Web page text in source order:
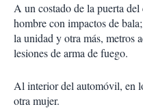
A un costado de la puerta
hombre con impactos de
la unidad y otra más, metros
lesiones de arma de fuego.
Al interior del automóvil, en
otra mujer.